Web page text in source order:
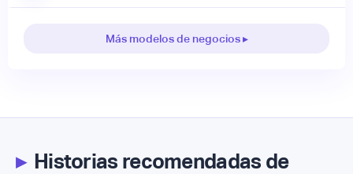
Más modelos de negocios ▸
▸Historias recomendadas de